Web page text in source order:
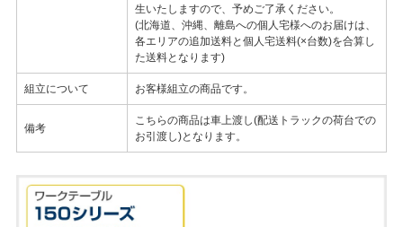
生いたしますので、予めご了承ください。
(北海道、沖縄、離島への個人宅様へのお届けは、
各エリアの追加送料と個人宅送料(×台数)を合算し
た送料となります)
組立について お客様組立の商品です。
備考
こちらの商品は車上渡し(配送トラックの荷台での
お引渡し)となります。